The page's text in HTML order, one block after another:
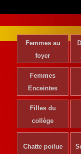
Femmes au
foyer
Femmes
Enceintes
Filles du
collège
Chatte poilue